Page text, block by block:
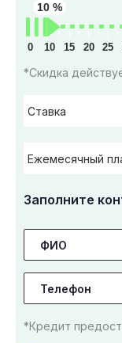
10 %
0 10 15 20 25
*Скидка
Ставка
Ежемесячный
Заполните
*Кредит